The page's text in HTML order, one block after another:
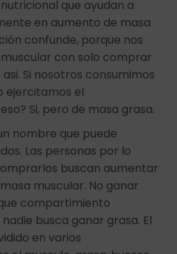
que ayudan a
en aumento de masa
confunde, porque nos
con solo comprar
Si nosotros consumimos
ejercitamos el
Si, pero de masa grasa.
nombre que puede
Las personas por lo
buscan aumentar
muscular. No ganar
compartimiento
busca ganar grasa. El
en varios